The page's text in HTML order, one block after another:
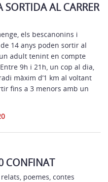
SORTIDA AL CARRER
els bescanonins i
14 anys poden sortir al
adult tenint en compte
9h i 21h, un cop al dia,
màxim d’1 km al voltant
fins a 3 menors amb un
CONFINAT
poemes, contes